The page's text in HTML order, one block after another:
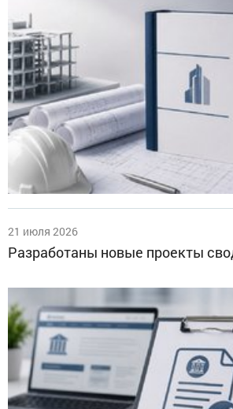
21 июля 2026
Разработаны новые проекты